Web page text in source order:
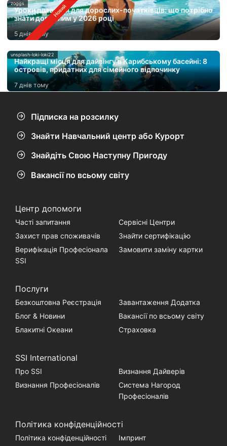
zoggs
Уроки плавання для дорослих-початківців: що потрібно
знати дорослим у 2026 році
5 днів тому
unsplash-loki-loki22
Найкращі місця для дайвінгу в Карибському басейні: 8
островів, придатних для сімейного відпочинку
7 днів тому
Підписка на розсилку
Знайти Навчальний центр або Курорт
Знайдіть Свою Наступну Пригоду
Вакансії по всьому світу
Центр допомоги
Часті запитання
Сервісні Центри
Захист прав споживачів
Знайти сертифікацію
Верифікація Професіонала
SSI
Замовити заміну картки
Послуги
Безкоштовна Реєстрація
Завантаження Додатка
Блог & Новини
Вакансії по всьому світу
Блакитні Океани
Страховка
SSI International
Про SSI
Визнання Дайверів
Визнання Професіоналів
Система Нагород
Професіоналів
Політика конфіденційності
Політика конфіденційності Імпринт